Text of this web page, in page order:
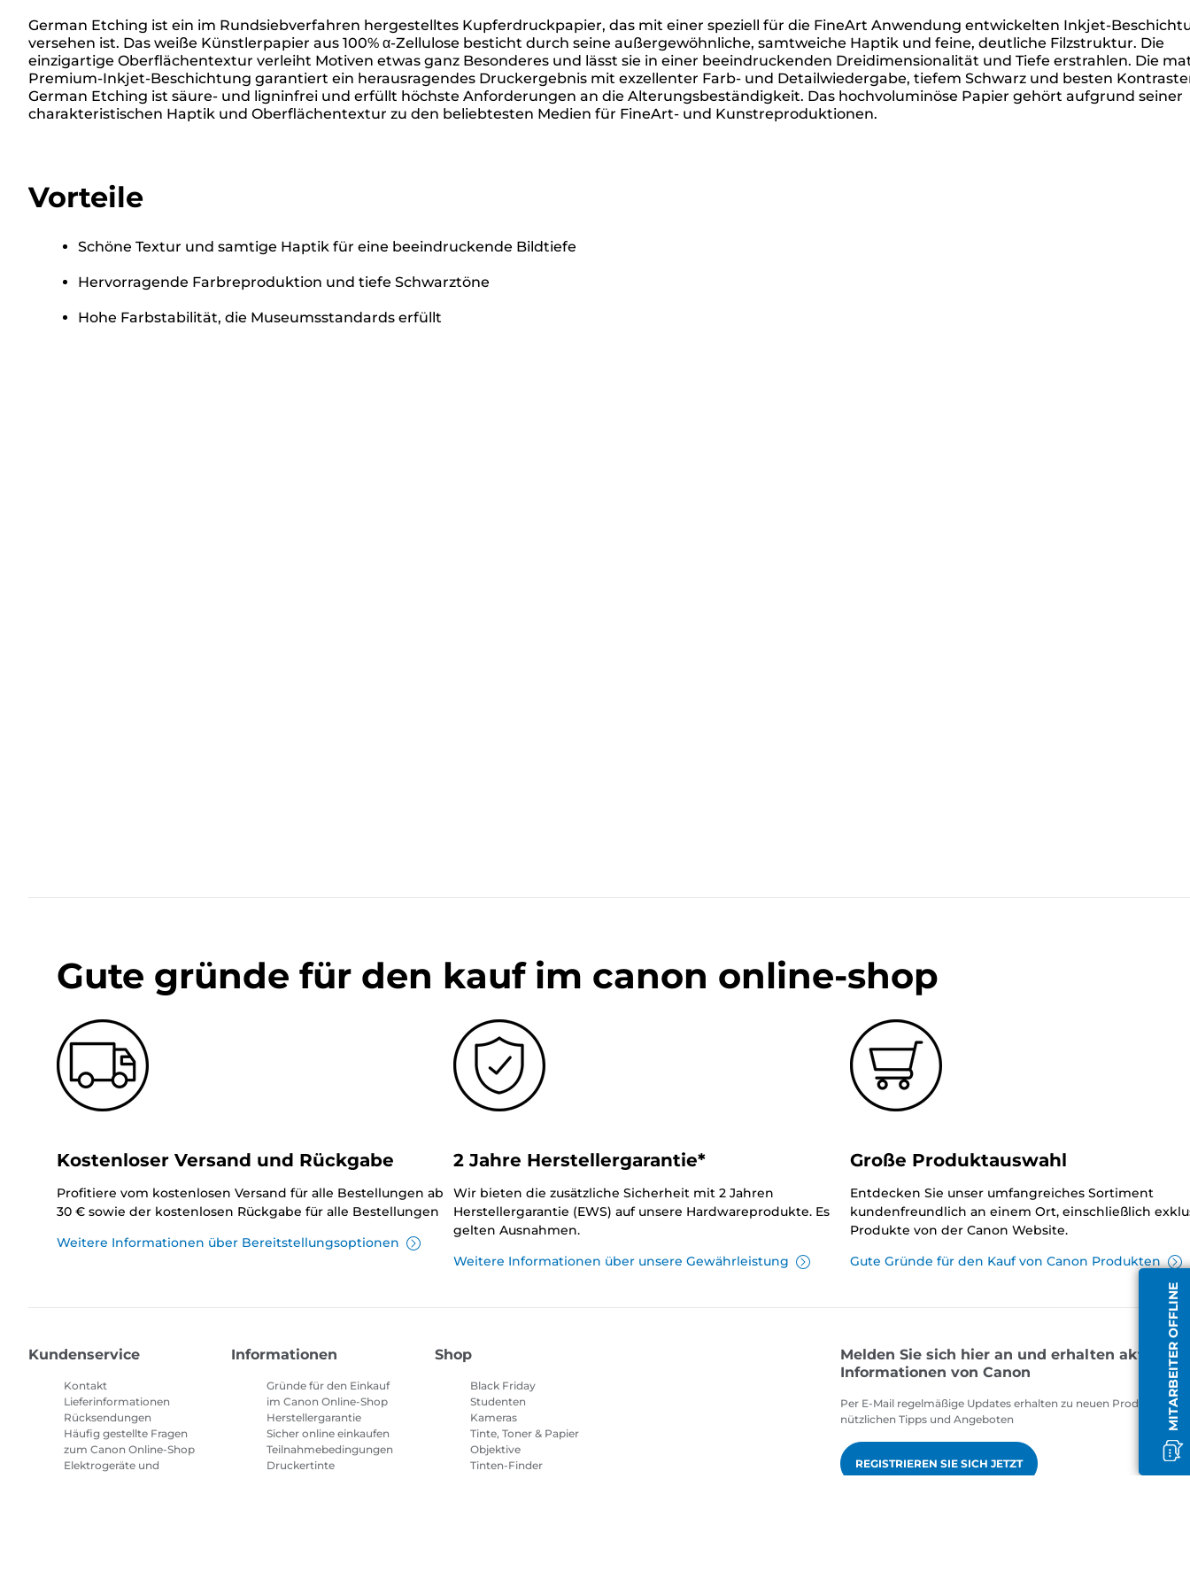
German Etching ist ein im Rundsiebverfahren hergestelltes Kupferdruckpapier, das mit einer speziell für die FineArt Anwendung entwickelten Inkjet-
versehen ist. Das weiße Künstlerpapier aus 100% α-Zellulose besticht durch seine außergewöhnliche, samtweiche Haptik und feine, deutliche Filzstruktur. Die
einzigartige Oberflächentextur verleiht Motiven etwas ganz Besonderes und lässt sie in einer beeindruckenden Dreidimensionalität und Tiefe erstrahlen. Die
Premium-Inkjet-Beschichtung garantiert ein herausragendes Druckergebnis mit exzellenter Farb- und Detailwiedergabe, tiefem Schwarz und besten
German Etching ist säure- und ligninfrei und erfüllt höchste Anforderungen an die Alterungsbeständigkeit. Das hochvoluminöse Papier gehört aufgrund seiner
charakteristischen Haptik und Oberflächentextur zu den beliebtesten Medien für FineArt- und Kunstreproduktionen.
Vorteile
Schöne Textur und samtige Haptik für eine beeindruckende Bildtiefe
Hervorragende Farbreproduktion und tiefe Schwarztöne
Hohe Farbstabilität, die Museumsstandards erfüllt
MITARBEITER OFFLINE
Gute gründe für den kauf im canon online-shop
Kostenloser Versand und Rückgabe
Profitiere vom kostenlosen Versand für alle Bestellungen ab
30 € sowie der kostenlosen Rückgabe für alle Bestellungen
Weitere Informationen über Bereitstellungsoptionen
2 Jahre Herstellergarantie*
Wir bieten die zusätzliche Sicherheit mit 2 Jahren
Herstellergarantie (EWS) auf unsere Hardwareprodukte. Es
gelten Ausnahmen.
Weitere Informationen über unsere Gewährleistung
Große Produktauswahl
Entdecken Sie unser umfangreiches Sortiment
kundenfreundlich an einem Ort, einschließlich
Produkte von der Canon Website.
Gute Gründe für den Kauf von Canon Produkten
Kundenservice
Kontakt
Lieferinformationen
Rücksendungen
Häufig gestellte Fragen
zum Canon Online-Shop
Elektrogeräte und
Informationen
Gründe für den Einkauf
im Canon Online-Shop
Herstellergarantie
Sicher online einkaufen
Teilnahmebedingungen
Druckertinte
Shop
Black Friday
Studenten
Kameras
Tinte, Toner & Papier
Objektive
Tinten-Finder
Melden Sie sich hier an und erhalten aktuelle
Informationen von Canon
Per E-Mail regelmäßige Updates erhalten zu neuen Produkten,
nützlichen Tipps und Angeboten
REGISTRIEREN SIE SICH JETZT